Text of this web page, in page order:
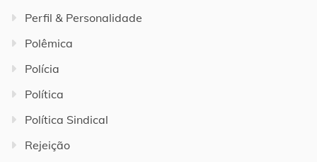
Perfil & Personalidade
Polêmica
Polícia
Política
Política Sindical
Rejeição